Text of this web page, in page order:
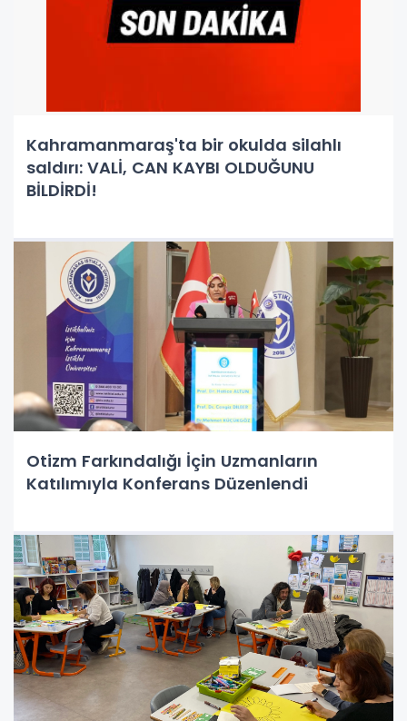
Kahramanmaraş'ta bir okulda silahlı
saldırı: VALİ, CAN KAYBI OLDUĞUNU
BİLDİRDİ!
Otizm Farkındalığı İçin Uzmanların
Katılımıyla Konferans Düzenlendi